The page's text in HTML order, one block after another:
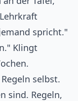
spricht."
Klingt
selbst.
sind. Regeln,